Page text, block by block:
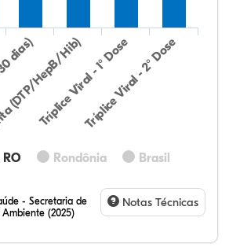
RO Rondônia Brasil
HepB/Hib)
Tríplice Viral - 1° Dose
Tríplice Viral - 2° Dose
- Secretaria de
(2025)
Notas Técnicas